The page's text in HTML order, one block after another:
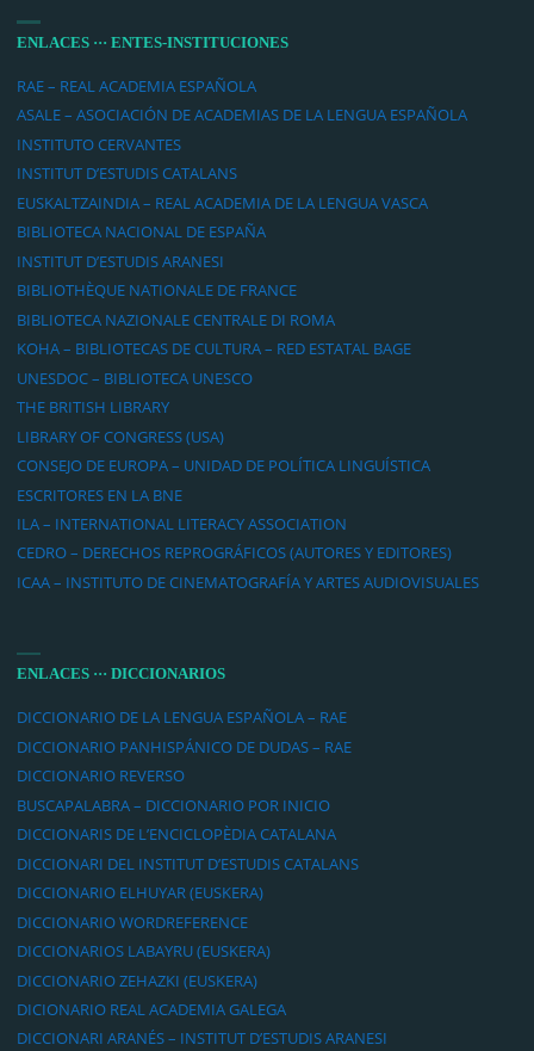
ENLACES ··· ENTES-INSTITUCIONES
RAE – REAL ACADEMIA ESPAÑOLA
ASALE – ASOCIACIÓN DE ACADEMIAS DE LA LENGUA ESPAÑOLA
INSTITUTO CERVANTES
INSTITUT D’ESTUDIS CATALANS
EUSKALTZAINDIA – REAL ACADEMIA DE LA LENGUA VASCA
BIBLIOTECA NACIONAL DE ESPAÑA
INSTITUT D’ESTUDIS ARANESI
BIBLIOTHÈQUE NATIONALE DE FRANCE
BIBLIOTECA NAZIONALE CENTRALE DI ROMA
KOHA – BIBLIOTECAS DE CULTURA – RED ESTATAL BAGE
UNESDOC – BIBLIOTECA UNESCO
THE BRITISH LIBRARY
LIBRARY OF CONGRESS (USA)
CONSEJO DE EUROPA – UNIDAD DE POLÍTICA LINGUÍSTICA
ESCRITORES EN LA BNE
ILA – INTERNATIONAL LITERACY ASSOCIATION
CEDRO – DERECHOS REPROGRÁFICOS (AUTORES Y EDITORES)
ICAA – INSTITUTO DE CINEMATOGRAFÍA Y ARTES AUDIOVISUALES
ENLACES ··· DICCIONARIOS
DICCIONARIO DE LA LENGUA ESPAÑOLA – RAE
DICCIONARIO PANHISPÁNICO DE DUDAS – RAE
DICCIONARIO REVERSO
BUSCAPALABRA – DICCIONARIO POR INICIO
DICCIONARIS DE L’ENCICLOPÈDIA CATALANA
DICCIONARI DEL INSTITUT D’ESTUDIS CATALANS
DICCIONARIO ELHUYAR (EUSKERA)
DICCIONARIO WORDREFERENCE
DICCIONARIOS LABAYRU (EUSKERA)
DICCIONARIO ZEHAZKI (EUSKERA)
DICIONARIO REAL ACADEMIA GALEGA
DICCIONARI ARANÉS – INSTITUT D’ESTUDIS ARANESI